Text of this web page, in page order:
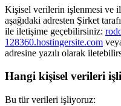
Kişisel verilerin işlenmesi ve
aşağıdaki adresten Şirket
ile iletişime geçebilirsiniz:
128360.hostingersite.com
adresine yazılı olarak
Hangi kişisel verileri
Bu tür verileri işliyoruz: